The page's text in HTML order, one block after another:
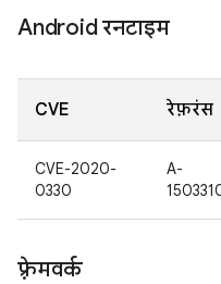
Android रनटाइम
CVE रेफ़रंस
CVE-2020-
0330
A-
फ़्रेमवर्क